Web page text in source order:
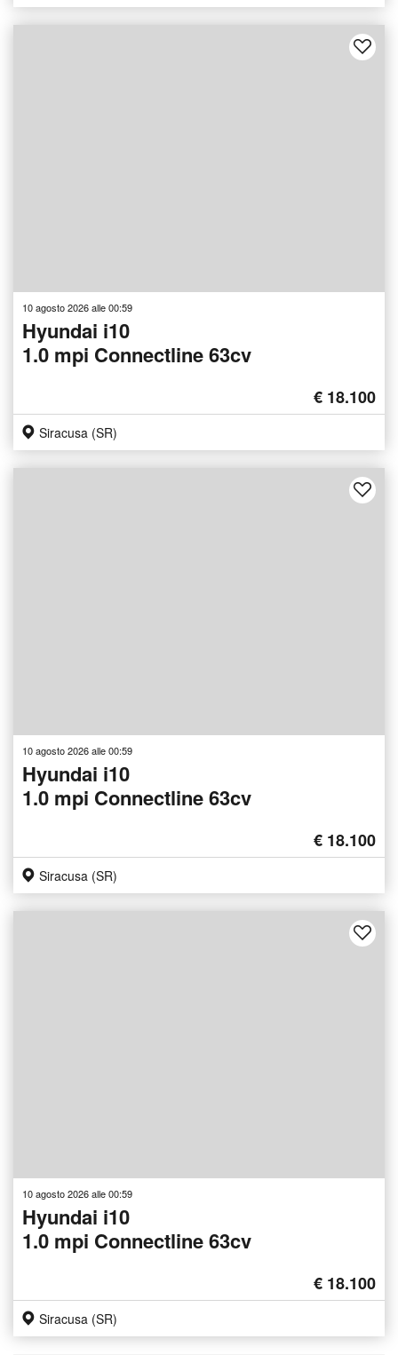
10 agosto 2026 alle 00:59
Hyundai i10
1.0 mpi Connectline 63cv
€ 18.100
Siracusa (SR)
10 agosto 2026 alle 00:59
Hyundai i10
1.0 mpi Connectline 63cv
€ 18.100
Siracusa (SR)
10 agosto 2026 alle 00:59
Hyundai i10
1.0 mpi Connectline 63cv
€ 18.100
Siracusa (SR)